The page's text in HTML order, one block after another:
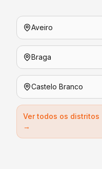
Aveiro
Braga
Castelo Branco
Ver todos os distritos
→